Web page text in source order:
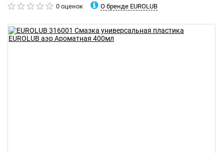
0 оценок О бренде EUROLUB